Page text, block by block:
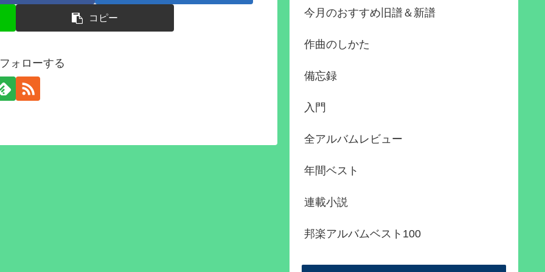
コピー
ォローする
今月のおすすめ旧譜＆新譜
作曲のしかた
備忘録
入門
全アルバムレビュー
年間ベスト
連載小説
邦楽アルバムベスト100